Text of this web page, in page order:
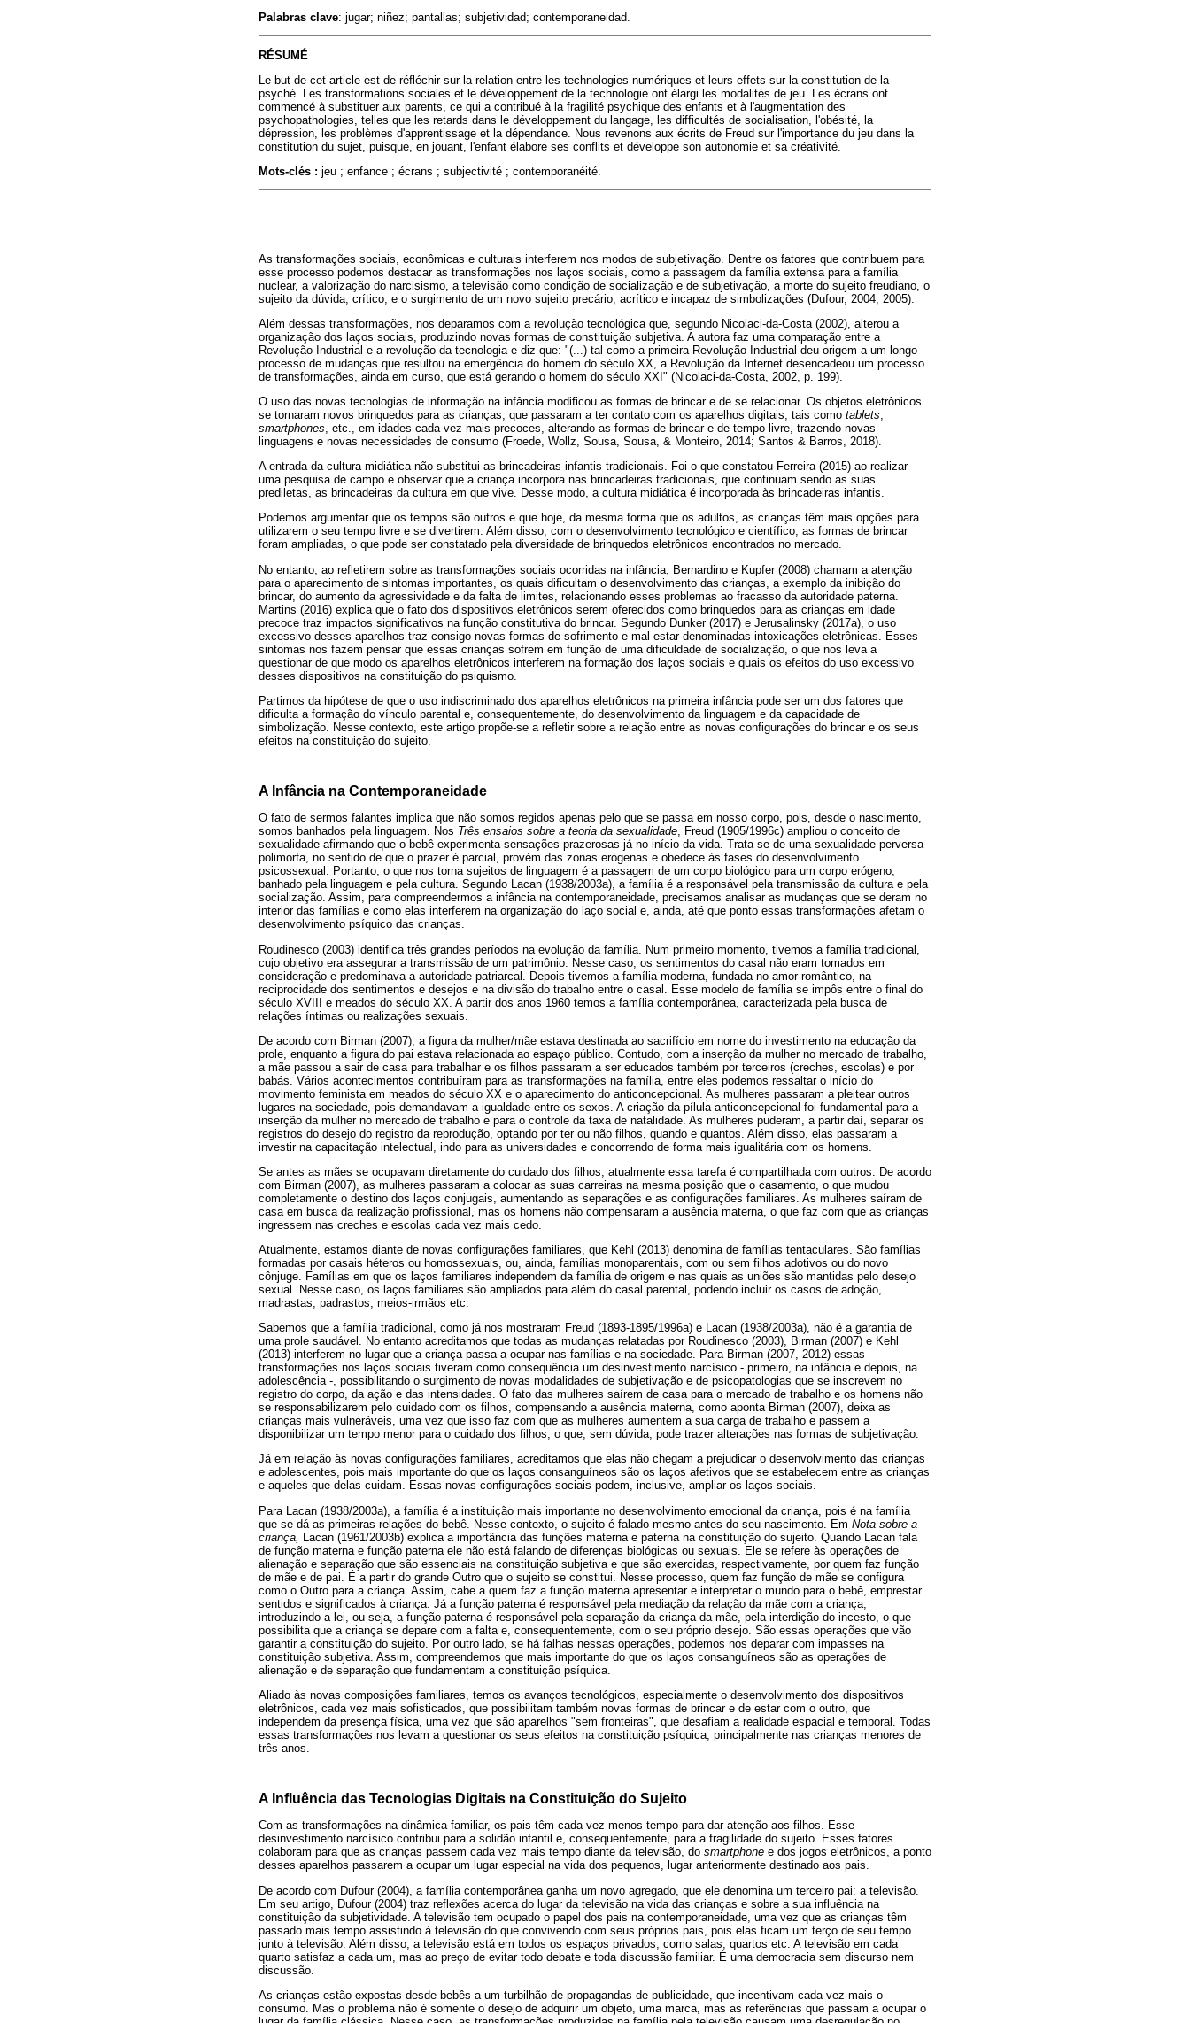
Palabras clave: jugar; niñez; pantallas; subjetividad; contemporaneidad.
RÉSUMÉ
Le but de cet article est de réfléchir sur la relation entre les technologies numériques et leurs effets sur la constitution de la
psyché. Les transformations sociales et le développement de la technologie ont élargi les modalités de jeu. Les écrans ont
commencé à substituer aux parents, ce qui a contribué à la fragilité psychique des enfants et à l'augmentation des
psychopathologies, telles que les retards dans le développement du langage, les difficultés de socialisation, l'obésité, la
dépression, les problèmes d'apprentissage et la dépendance. Nous revenons aux écrits de Freud sur l'importance du jeu dans la
constitution du sujet, puisque, en jouant, l'enfant élabore ses conflits et développe son autonomie et sa créativité.
Mots-clés : jeu ; enfance ; écrans ; subjectivité ; contemporanéité.
As transformações sociais, econômicas e culturais interferem nos modos de subjetivação. Dentre os fatores que contribuem para
esse processo podemos destacar as transformações nos laços sociais, como a passagem da família extensa para a família
nuclear, a valorização do narcisismo, a televisão como condição de socialização e de subjetivação, a morte do sujeito freudiano, o
sujeito da dúvida, crítico, e o surgimento de um novo sujeito precário, acrítico e incapaz de simbolizações (Dufour, 2004, 2005).
Além dessas transformações, nos deparamos com a revolução tecnológica que, segundo Nicolaci-da-Costa (2002), alterou a
organização dos laços sociais, produzindo novas formas de constituição subjetiva. A autora faz uma comparação entre a
Revolução Industrial e a revolução da tecnologia e diz que: "(...) tal como a primeira Revolução Industrial deu origem a um longo
processo de mudanças que resultou na emergência do homem do século XX, a Revolução da Internet desencadeou um processo
de transformações, ainda em curso, que está gerando o homem do século XXI" (Nicolaci-da-Costa, 2002, p. 199).
O uso das novas tecnologias de informação na infância modificou as formas de brincar e de se relacionar. Os objetos eletrônicos
se tornaram novos brinquedos para as crianças, que passaram a ter contato com os aparelhos digitais, tais como tablets,
smartphones, etc., em idades cada vez mais precoces, alterando as formas de brincar e de tempo livre, trazendo novas
linguagens e novas necessidades de consumo (Froede, Wollz, Sousa, Sousa, & Monteiro, 2014; Santos & Barros, 2018).
A entrada da cultura midiática não substitui as brincadeiras infantis tradicionais. Foi o que constatou Ferreira (2015) ao realizar
uma pesquisa de campo e observar que a criança incorpora nas brincadeiras tradicionais, que continuam sendo as suas
prediletas, as brincadeiras da cultura em que vive. Desse modo, a cultura midiática é incorporada às brincadeiras infantis.
Podemos argumentar que os tempos são outros e que hoje, da mesma forma que os adultos, as crianças têm mais opções para
utilizarem o seu tempo livre e se divertirem. Além disso, com o desenvolvimento tecnológico e científico, as formas de brincar
foram ampliadas, o que pode ser constatado pela diversidade de brinquedos eletrônicos encontrados no mercado.
No entanto, ao refletirem sobre as transformações sociais ocorridas na infância, Bernardino e Kupfer (2008) chamam a atenção
para o aparecimento de sintomas importantes, os quais dificultam o desenvolvimento das crianças, a exemplo da inibição do
brincar, do aumento da agressividade e da falta de limites, relacionando esses problemas ao fracasso da autoridade paterna.
Martins (2016) explica que o fato dos dispositivos eletrônicos serem oferecidos como brinquedos para as crianças em idade
precoce traz impactos significativos na função constitutiva do brincar. Segundo Dunker (2017) e Jerusalinsky (2017a), o uso
excessivo desses aparelhos traz consigo novas formas de sofrimento e mal-estar denominadas intoxicações eletrônicas. Esses
sintomas nos fazem pensar que essas crianças sofrem em função de uma dificuldade de socialização, o que nos leva a
questionar de que modo os aparelhos eletrônicos interferem na formação dos laços sociais e quais os efeitos do uso excessivo
desses dispositivos na constituição do psiquismo.
Partimos da hipótese de que o uso indiscriminado dos aparelhos eletrônicos na primeira infância pode ser um dos fatores que
dificulta a formação do vínculo parental e, consequentemente, do desenvolvimento da linguagem e da capacidade de
simbolização. Nesse contexto, este artigo propõe-se a refletir sobre a relação entre as novas configurações do brincar e os seus
efeitos na constituição do sujeito.
A Infância na Contemporaneidade
O fato de sermos falantes implica que não somos regidos apenas pelo que se passa em nosso corpo, pois, desde o nascimento,
somos banhados pela linguagem. Nos Três ensaios sobre a teoria da sexualidade, Freud (1905/1996c) ampliou o conceito de
sexualidade afirmando que o bebê experimenta sensações prazerosas já no início da vida. Trata-se de uma sexualidade perversa
polimorfa, no sentido de que o prazer é parcial, provém das zonas erógenas e obedece às fases do desenvolvimento
psicossexual. Portanto, o que nos torna sujeitos de linguagem é a passagem de um corpo biológico para um corpo erógeno,
banhado pela linguagem e pela cultura. Segundo Lacan (1938/2003a), a família é a responsável pela transmissão da cultura e pela
socialização. Assim, para compreendermos a infância na contemporaneidade, precisamos analisar as mudanças que se deram no
interior das famílias e como elas interferem na organização do laço social e, ainda, até que ponto essas transformações afetam o
desenvolvimento psíquico das crianças.
Roudinesco (2003) identifica três grandes períodos na evolução da família. Num primeiro momento, tivemos a família tradicional,
cujo objetivo era assegurar a transmissão de um patrimônio. Nesse caso, os sentimentos do casal não eram tomados em
consideração e predominava a autoridade patriarcal. Depois tivemos a família moderna, fundada no amor romântico, na
reciprocidade dos sentimentos e desejos e na divisão do trabalho entre o casal. Esse modelo de família se impôs entre o final do
século XVIII e meados do século XX. A partir dos anos 1960 temos a família contemporânea, caracterizada pela busca de
relações íntimas ou realizações sexuais.
De acordo com Birman (2007), a figura da mulher/mãe estava destinada ao sacrifício em nome do investimento na educação da
prole, enquanto a figura do pai estava relacionada ao espaço público. Contudo, com a inserção da mulher no mercado de trabalho,
a mãe passou a sair de casa para trabalhar e os filhos passaram a ser educados também por terceiros (creches, escolas) e por
babás. Vários acontecimentos contribuíram para as transformações na família, entre eles podemos ressaltar o início do
movimento feminista em meados do século XX e o aparecimento do anticoncepcional. As mulheres passaram a pleitear outros
lugares na sociedade, pois demandavam a igualdade entre os sexos. A criação da pílula anticoncepcional foi fundamental para a
inserção da mulher no mercado de trabalho e para o controle da taxa de natalidade. As mulheres puderam, a partir daí, separar os
registros do desejo do registro da reprodução, optando por ter ou não filhos, quando e quantos. Além disso, elas passaram a
investir na capacitação intelectual, indo para as universidades e concorrendo de forma mais igualitária com os homens.
Se antes as mães se ocupavam diretamente do cuidado dos filhos, atualmente essa tarefa é compartilhada com outros. De acordo
com Birman (2007), as mulheres passaram a colocar as suas carreiras na mesma posição que o casamento, o que mudou
completamente o destino dos laços conjugais, aumentando as separações e as configurações familiares. As mulheres saíram de
casa em busca da realização profissional, mas os homens não compensaram a ausência materna, o que faz com que as crianças
ingressem nas creches e escolas cada vez mais cedo.
Atualmente, estamos diante de novas configurações familiares, que Kehl (2013) denomina de famílias tentaculares. São famílias
formadas por casais héteros ou homossexuais, ou, ainda, famílias monoparentais, com ou sem filhos adotivos ou do novo
cônjuge. Famílias em que os laços familiares independem da família de origem e nas quais as uniões são mantidas pelo desejo
sexual. Nesse caso, os laços familiares são ampliados para além do casal parental, podendo incluir os casos de adoção,
madrastas, padrastos, meios-irmãos etc.
Sabemos que a família tradicional, como já nos mostraram Freud (1893-1895/1996a) e Lacan (1938/2003a), não é a garantia de
uma prole saudável. No entanto acreditamos que todas as mudanças relatadas por Roudinesco (2003), Birman (2007) e Kehl
(2013) interferem no lugar que a criança passa a ocupar nas famílias e na sociedade. Para Birman (2007, 2012) essas
transformações nos laços sociais tiveram como consequência um desinvestimento narcísico - primeiro, na infância e depois, na
adolescência -, possibilitando o surgimento de novas modalidades de subjetivação e de psicopatologias que se inscrevem no
registro do corpo, da ação e das intensidades. O fato das mulheres saírem de casa para o mercado de trabalho e os homens não
se responsabilizarem pelo cuidado com os filhos, compensando a ausência materna, como aponta Birman (2007), deixa as
crianças mais vulneráveis, uma vez que isso faz com que as mulheres aumentem a sua carga de trabalho e passem a
disponibilizar um tempo menor para o cuidado dos filhos, o que, sem dúvida, pode trazer alterações nas formas de subjetivação.
Já em relação às novas configurações familiares, acreditamos que elas não chegam a prejudicar o desenvolvimento das crianças
e adolescentes, pois mais importante do que os laços consanguíneos são os laços afetivos que se estabelecem entre as crianças
e aqueles que delas cuidam. Essas novas configurações sociais podem, inclusive, ampliar os laços sociais.
Para Lacan (1938/2003a), a família é a instituição mais importante no desenvolvimento emocional da criança, pois é na família
que se dá as primeiras relações do bebê. Nesse contexto, o sujeito é falado mesmo antes do seu nascimento. Em Nota sobre a
criança Lacan (1961/2003b) explica a importância das funções materna e paterna na constituição do sujeito. Quando Lacan fala
de função materna e função paterna ele não está falando de diferenças biológicas ou sexuais. Ele se refere às operações de
alienação e separação que são essenciais na constituição subjetiva e que são exercidas, respectivamente, por quem faz função
de mãe e de pai. É a partir do grande Outro que o sujeito se constitui. Nesse processo, quem faz função de mãe se configura
como o Outro para a criança. Assim, cabe a quem faz a função materna apresentar e interpretar o mundo para o bebê, emprestar
sentidos e significados à criança. Já a função paterna é responsável pela mediação da relação da mãe com a criança,
introduzindo a lei, ou seja, a função paterna é responsável pela separação da criança da mãe, pela interdição do incesto, o que
possibilita que a criança se depare com a falta e, consequentemente, com o seu próprio desejo. São essas operações que vão
garantir a constituição do sujeito. Por outro lado, se há falhas nessas operações, podemos nos deparar com impasses na
constituição subjetiva. Assim, compreendemos que mais importante do que os laços consanguíneos são as operações de
alienação e de separação que fundamentam a constituição psíquica.
Aliado às novas composições familiares, temos os avanços tecnológicos, especialmente o desenvolvimento dos dispositivos
eletrônicos, cada vez mais sofisticados, que possibilitam também novas formas de brincar e de estar com o outro, que
independem da presença física, uma vez que são aparelhos "sem fronteiras", que desafiam a realidade espacial e temporal. Todas
essas transformações nos levam a questionar os seus efeitos na constituição psíquica, principalmente nas crianças menores de
três anos.
A Influência das Tecnologias Digitais na Constituição do Sujeito
Com as transformações na dinâmica familiar, os pais têm cada vez menos tempo para dar atenção aos filhos. Esse
desinvestimento narcísico contribui para a solidão infantil e, consequentemente, para a fragilidade do sujeito. Esses fatores
colaboram para que as crianças passem cada vez mais tempo diante da televisão, do smartphone e dos jogos eletrônicos, a ponto
desses aparelhos passarem a ocupar um lugar especial na vida dos pequenos, lugar anteriormente destinado aos pais.
De acordo com Dufour (2004), a família contemporânea ganha um novo agregado, que ele denomina um terceiro pai: a televisão.
Em seu artigo, Dufour (2004) traz reflexões acerca do lugar da televisão na vida das crianças e sobre a sua influência na
constituição da subjetividade. A televisão tem ocupado o papel dos pais na contemporaneidade, uma vez que as crianças têm
passado mais tempo assistindo à televisão do que convivendo com seus próprios pais, pois elas ficam um terço de seu tempo
junto à televisão. Além disso, a televisão está em todos os espaços privados, como salas, quartos etc. A televisão em cada
quarto satisfaz a cada um, mas ao preço de evitar todo debate e toda discussão familiar. É uma democracia sem discurso nem
discussão.
As crianças estão expostas desde bebês a um turbilhão de propagandas de publicidade, que incentivam cada vez mais o
consumo. Mas o problema não é somente o desejo de adquirir um objeto, uma marca, mas as referências que passam a ocupar o